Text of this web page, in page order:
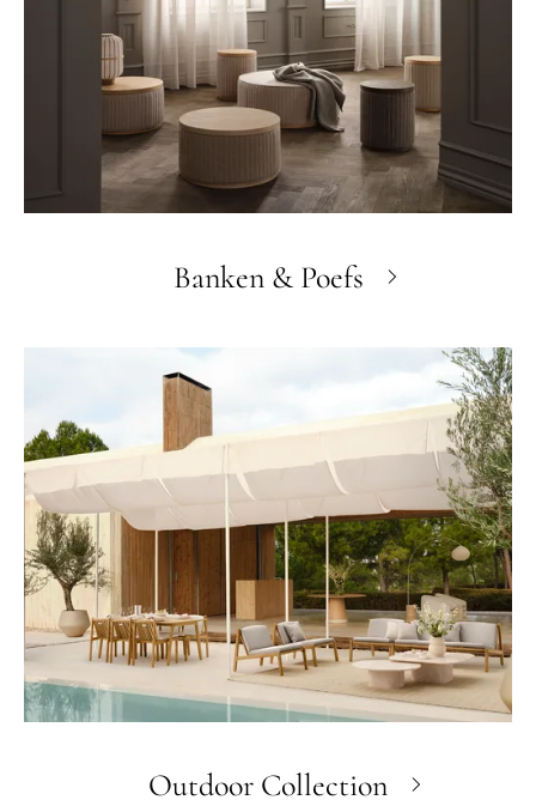
Banken & Poefs
Outdoor Collection